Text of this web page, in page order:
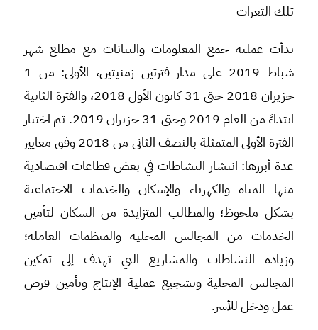
تلك الثغرات
بدأت عملية جمع المعلومات والبيانات مع مطلع شهر
شباط 2019 على مدار فترتين زمنيتين، الأولى: من 1
حزيران 2018 حتى 31 كانون الأول 2018، والفترة الثانية
ابتداءً من العام 2019 وحتى 31 حزيران 2019. تم اختيار
الفترة الأولى المتمثلة بالنصف الثاني من 2018 وفق معايير
عدة أبرزها: انتشار النشاطات في بعض قطاعات اقتصادية
منها المياه والكهرباء والإسكان والخدمات الاجتماعية
بشكل ملحوظ؛ والمطالب المتزايدة من السكان لتأمين
الخدمات من المجالس المحلية والمنظمات العاملة؛
وزيادة النشاطات والمشاريع التي تهدف إلى تمكين
المجالس المحلية وتشجيع عملية الإنتاج وتأمين فرص
عمل ودخل للأسر.